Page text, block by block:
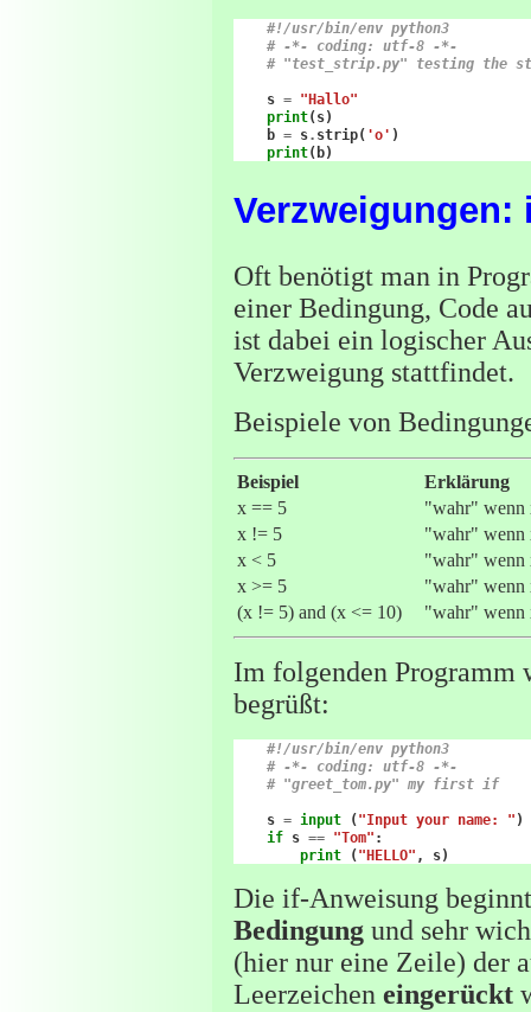
#!/usr/bin/env python3
# -*- coding: utf-8 -*-
# "test_strip.py" testing the
s = "Hallo"
print(s)
b = s. strip( 'o' )
print( b)
Verzweigungen:
Oft benötigt man in
einer Bedingung, Code
ist dabei ein logischer
Verzweigung stattfindet.
Beispiele von
Beispiel
Erklärung
x == 5
"wahr" wenn
x != 5
"wahr" wenn
x < 5
"wahr" wenn
x >= 5
"wahr" wenn
(x != 5) and (x <= 10)
"wahr" wenn
Im folgenden Programm
begrüßt:
#!/usr/bin/env python3
# -*- coding: utf-8 -*-
# "greet_tom.py" my first if
s = input ( "Input your name: " )
if s == "Tom" :
print
( "HELLO" , s)
Die if-Anweisung
Bedingung und sehr
(hier nur eine Zeile) der
Leerzeicheneingerückt